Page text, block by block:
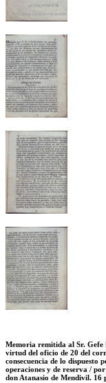
Memoria remitida al Sr. Gefe
virtud del oficio de 20 del
consecuencia de lo dispuesto
operaciones y de reserva /
don Atanasio de Mendivil. 16